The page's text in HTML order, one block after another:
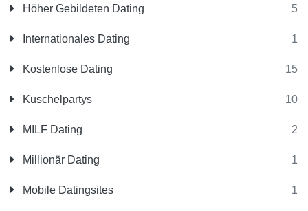
Höher Gebildeten Dating 5
Internationales Dating 1
Kostenlose Dating 15
Kuschelpartys 10
MILF Dating 2
Millionär Dating 1
Mobile Datingsites 1